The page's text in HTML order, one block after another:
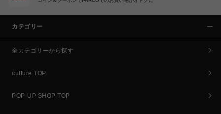
カテゴリー
全カテゴリーから探す
culture TOP
POP-UP SHOP TOP